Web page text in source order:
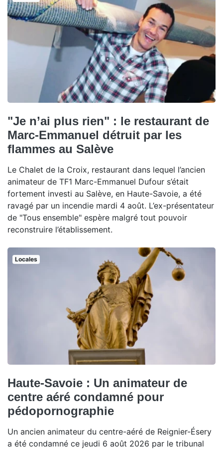
"Je n’ai plus rien" : le restaurant de
Marc-Emmanuel détruit par les
flammes au Salève
Le Chalet de la Croix, restaurant dans lequel l’ancien
animateur de TF1 Marc-Emmanuel Dufour s’était
fortement investi au Salève, en Haute-Savoie, a été
ravagé par un incendie mardi 4 août. L’ex-présentateur
de "Tous ensemble" espère malgré tout pouvoir
reconstruire l’établissement.
Locales
Haute-Savoie : Un animateur de
centre aéré condamné pour
pédopornographie
Un ancien animateur du centre-aéré de Reignier-Ésery
a été condamné ce jeudi 6 août 2026 par le tribunal